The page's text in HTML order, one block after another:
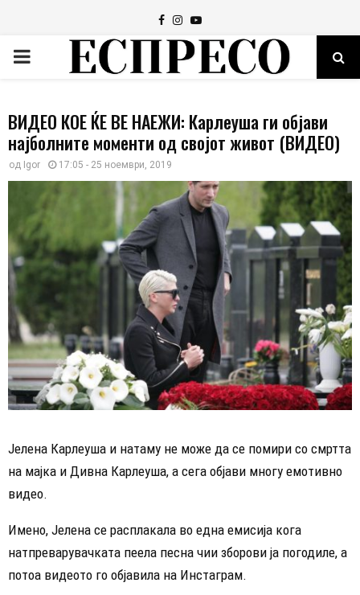
Facebook
Instagram
Youtube
PRIMARY
ВИДЕО КОЕ ЌЕ ВЕ НАЕЖИ: Карлеуша ги објави
најболните моменти од својот живот (ВИДЕО)
од Igor 17:05 - 25 ноември, 2019
Јелена Карлеуша и натаму не може да се помири со смртта
на мајка и Дивна Карлеуша, а сега објави многу емотивно
видео.
Имено, Јелена се расплакала во една емисија кога
натпреварувачката пеела песна чии зборови ја погодиле, а
потоа видеото го објавила на Инстаграм.